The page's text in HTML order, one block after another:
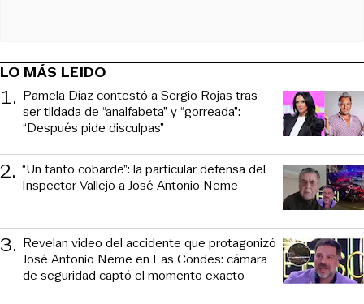
LO MÁS LEIDO
1. Pamela Díaz contestó a Sergio Rojas tras
ser tildada de “analfabeta” y “gorreada”:
“Después pide disculpas”
2. “Un tanto cobarde”: la particular defensa del
Inspector Vallejo a José Antonio Neme
3. Revelan video del accidente que protagonizó
José Antonio Neme en Las Condes: cámara
de seguridad captó el momento exacto